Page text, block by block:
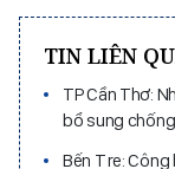
TIN LIÊN
TP Cần Thơ:
bổ sung
Bến Tre: